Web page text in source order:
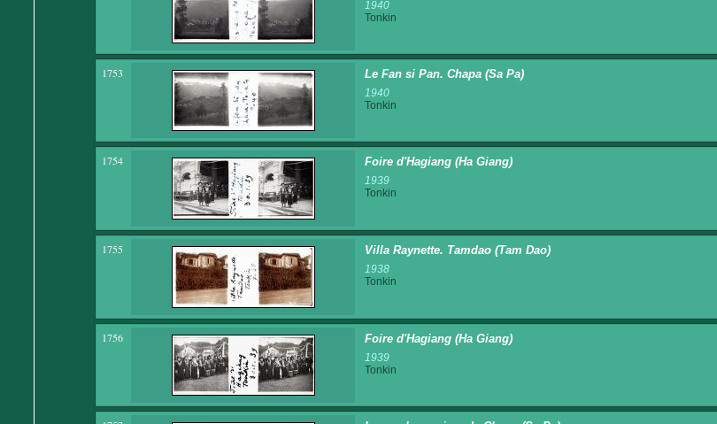
1940
Tonkin
1753 Le Fan si Pan. Chapa (Sa Pa)
1940
Tonkin
1754 Foire d'Hagiang (Ha Giang)
1939
Tonkin
1755 Villa Raynette. Tamdao (Tam Dao)
1938
Tonkin
1756 Foire d'Hagiang (Ha Giang)
1939
Tonkin